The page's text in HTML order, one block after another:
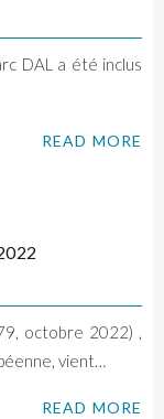
DAL a été inclus
READ MORE
octobre 2022) ,
vient…
READ MORE